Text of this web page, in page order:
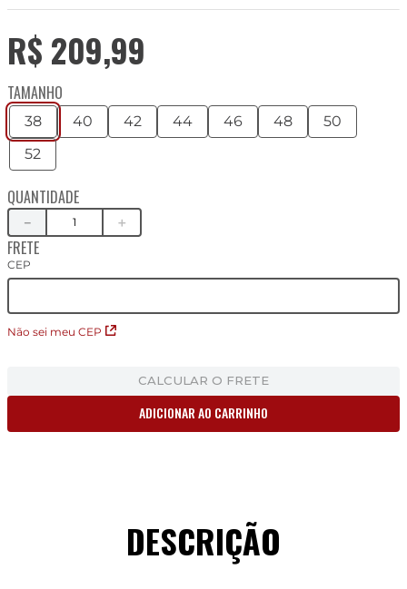
R$ 209,99
TAMANHO
38 40 42 44 46 48
50
52
QUANTIDADE
＋
－
FRETE
CEP
Não sei meu CEP
CALCULAR O FRETE
ADICIONAR AO CARRINHO
DESCRIÇÃO